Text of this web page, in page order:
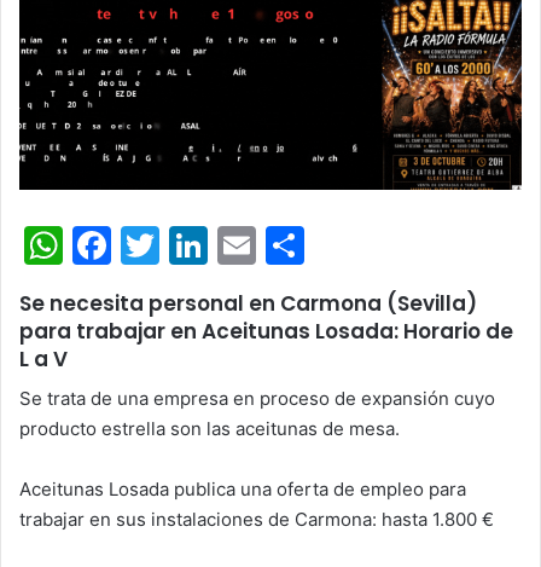
W
at
s
A
p
p
F
a
c
b
o
o
k
T
itt
Li
k
dI
n
E
ai m
ar
tir
Se necesita personal en Carmona (Sevilla)
para trabajar en Aceitunas Losada: Horario de
L a V
Se trata de una empresa en proceso de expansión cuyo
producto estrella son las aceitunas de mesa.
Aceitunas Losada publica una oferta de empleo para
trabajar en sus instalaciones de Carmona: hasta 1.800 €